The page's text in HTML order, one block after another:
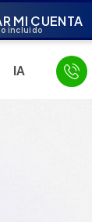
MI CUENTA
incluido
IA